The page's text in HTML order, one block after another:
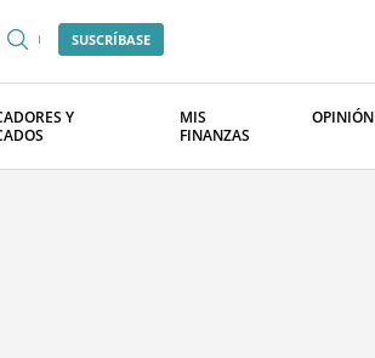
SUSCRÍBASE
Y
MIS
FINANZAS
OPINIÓN